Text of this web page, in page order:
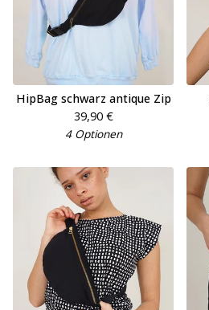
HipBag schwarz antique Zip
39,90 €
4 Optionen